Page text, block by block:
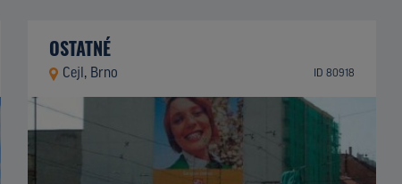
OSTATNÉ
Cejl, Brno ID 80918